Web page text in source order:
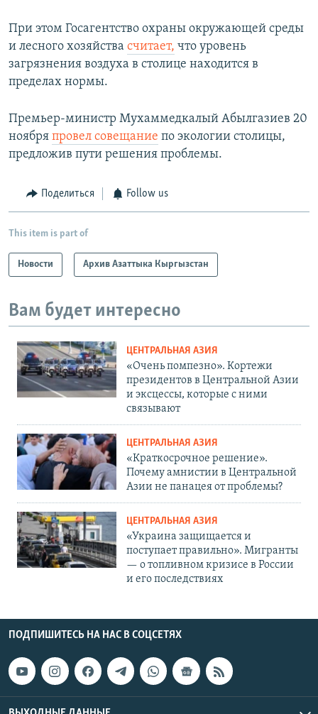
При этом Госагентство охраны окружающей среды
и лесного хозяйства считает, что уровень
загрязнения воздуха в столице находится в
пределах нормы.
Премьер-министр Мухаммедкалый Абылгазиев 20
ноября провел совещание по экологии столицы,
предложив пути решения проблемы.
Поделиться Follow us
This item is part of
Новости Архив Азаттыка Кыргызстан
Вам будет интересно
ЦЕНТРАЛЬНАЯ АЗИЯ
«Очень помпезно». Кортежи
президентов в Центральной Азии
и эксцессы, которые с ними
связывают
ЦЕНТРАЛЬНАЯ АЗИЯ
«Краткосрочное решение».
Почему амнистии в Центральной
Азии не панацея от проблемы?
ЦЕНТРАЛЬНАЯ АЗИЯ
«Украина защищается и
поступает правильно». Мигранты
— о топливном кризисе в России
и его последствиях
ПОДПИШИТЕСЬ НА НАС В СОЦСЕТЯХ